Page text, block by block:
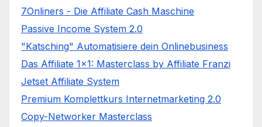
7Onliners - Die Affiliate Cash Maschine
Passive Income System 2.0
"Katsching" Automatisiere dein Onlinebusiness
Das Affiliate 1x1: Masterclass by Affiliate Franzi
Jetset Affiliate System
Premium Komplettkurs Internetmarketing 2.0
Copy-Networker Masterclass